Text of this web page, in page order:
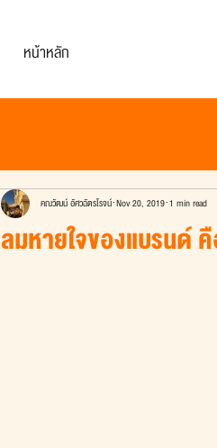
หน้าหลัก
ลมหายใจของแบรนด์
คณวัฒน์ อัศวฉัตรโรจน์ Nov 20, 2019 1 min read